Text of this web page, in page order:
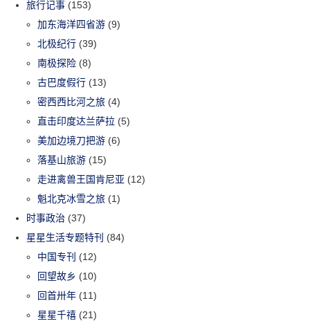
旅行记事 (153)
加东海洋四省游 (9)
北极纪行 (39)
南极探险 (8)
古巴度假行 (13)
密西西比河之旅 (4)
直击印度达兰萨拉 (5)
美加边境刀把游 (6)
落基山旅游 (15)
走进禽兽王国肯尼亚 (12)
魁北克冰雪之旅 (1)
时事政治 (37)
星星生活专题特刊 (84)
中国专刊 (12)
回望故乡 (10)
回首卅年 (11)
星星千禧 (21)